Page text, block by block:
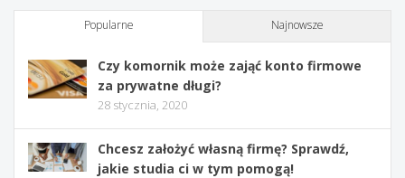
Popularne Najnowsze
Czy komornik może zająć konto firmowe
za prywatne długi?
28 stycznia, 2020
Chcesz założyć własną firmę? Sprawdź,
jakie studia ci w tym pomogą!